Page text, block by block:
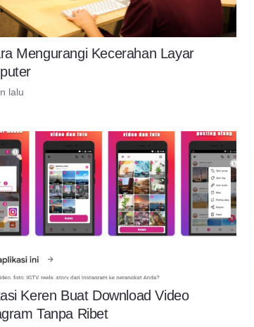
Mengurangi Kecerahan Layar
lalu
Keren Buat Download Video
Tanpa Ribet